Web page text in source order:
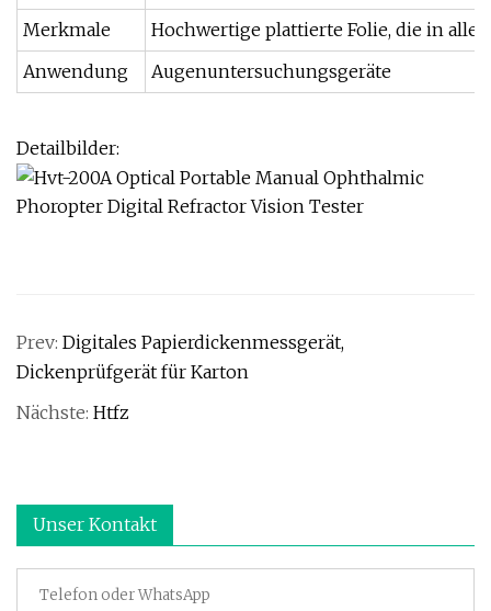
Merkmale
Hochwertige plattierte Folie, die in
Anwendung
Augenuntersuchungsgeräte
Detailbilder:
Prev: Digitales Papierdickenmessgerät,
Dickenprüfgerät für Karton
Nächste: Htfz
Unser Kontakt